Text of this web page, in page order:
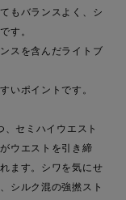
もバランスよく、シ
す。
スを含んだライトブ
いポイントです。
セミハイウエスト
ウエストを引き締
ます。シワを気にせ
シルク混の強撚スト